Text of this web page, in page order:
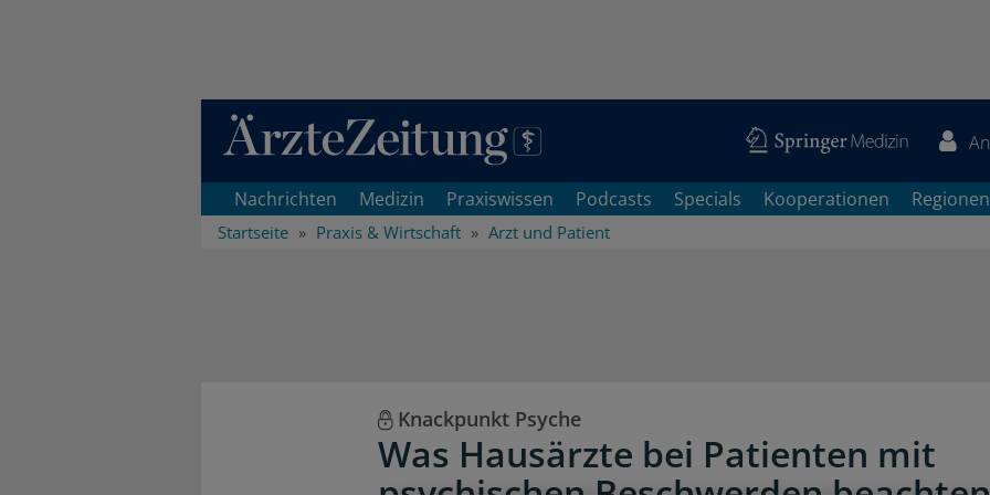
Direkt zum Inhaltsbereich
Nachrichten Medizin Praxiswissen Podcasts Specials Kooperationen Regionen
Startseite Praxis & Wirtschaft Arzt und Patient
Knackpunkt Psyche
Was Hausärzte bei Patienten mit